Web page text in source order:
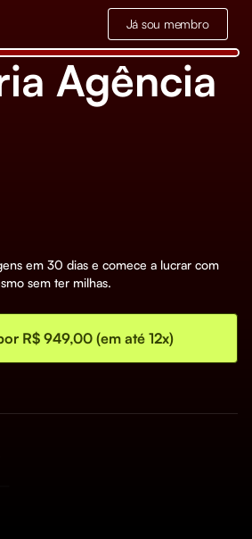
Já sou membro
Agência
em 30 dias e comece a lucrar com
sem ter milhas.
R$ 949,00 (em até 12x)